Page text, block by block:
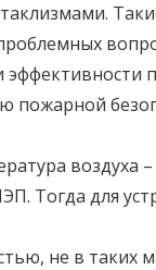
пожарной
воздуха
Тогда для
не в таких